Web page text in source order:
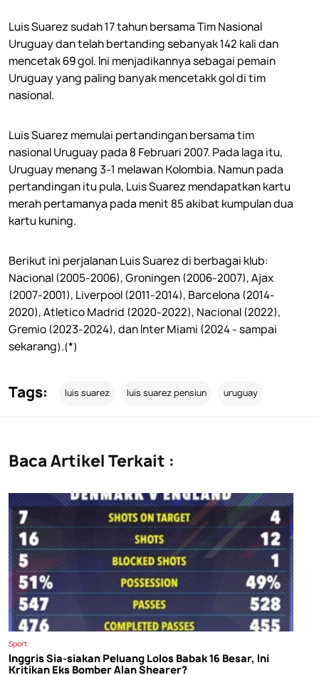
Luis Suarez sudah 17 tahun bersama Tim Nasional
Uruguay dan telah bertanding sebanyak 142 kali dan
mencetak 69 gol. Ini menjadikannya sebagai pemain
Uruguay yang paling banyak mencetakk gol di tim
nasional.
Luis Suarez memulai pertandingan bersama tim
nasional Uruguay pada 8 Februari 2007. Pada laga itu,
Uruguay menang 3-1 melawan Kolombia. Namun pada
pertandingan itu pula, Luis Suarez mendapatkan kartu
merah pertamanya pada menit 85 akibat kumpulan dua
kartu kuning.
Berikut ini perjalanan Luis Suarez di berbagai klub:
Nacional (2005-2006), Groningen (2006-2007), Ajax
(2007-2001), Liverpool (2011-2014), Barcelona (2014-
2020), Atletico Madrid (2020-2022), Nacional (2022),
Gremio (2023-2024), dan Inter Miami (2024 - sampai
sekarang).(*)
Tags: luis suarez luis suarez pensiun uruguay
Baca Artikel Terkait :
Sport
Inggris Sia-siakan Peluang Lolos Babak 16 Besar, Ini
Kritikan Eks Bomber Alan Shearer?